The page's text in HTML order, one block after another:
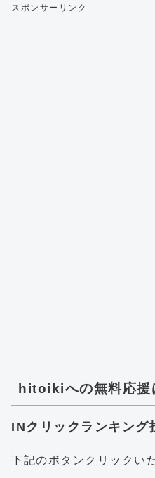
スポンサーリンク
hitoikiへの無料応援
INクリックランキング
下記のボタンクリックい